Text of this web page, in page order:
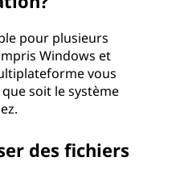
pour plusieurs
Windows et
vous
soit le système
des fichiers